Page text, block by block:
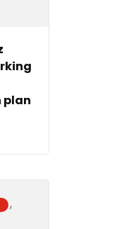
plan
,